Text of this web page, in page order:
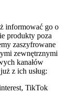
informować go o
produkty poza
zaszyfrowane
zewnętrznymi
kanałów
z ich usług:
TikTok